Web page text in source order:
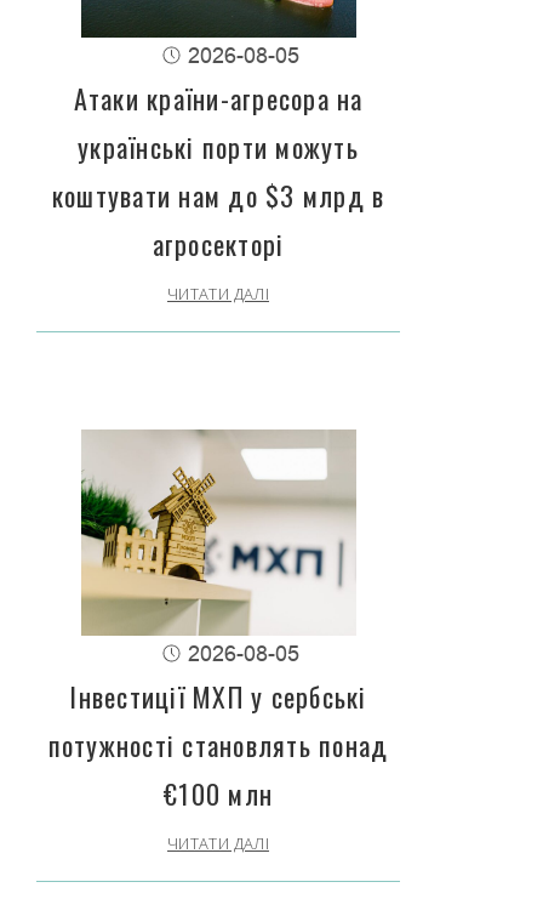
2026-08-05
Атаки країни-агресора на
українські порти можуть
коштувати нам до $3 млрд в
агросекторі
ЧИТАТИ ДАЛІ
2026-08-05
Інвестиції МХП у сербські
потужності становлять понад
€100 млн
ЧИТАТИ ДАЛІ